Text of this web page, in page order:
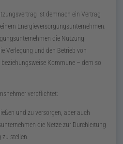
ist demnach ein Vertrag
Energieversorgungsunternehmen.
die Nutzung
Verlegung und den Betrieb von
Kommune – dem so
verpflichtet:
und zu versorgen, aber auch
die Netze zur Durchleitung
zu stellen.